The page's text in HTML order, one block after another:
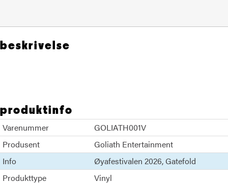
beskrivelse
produktinfo
Varenummer
GOLIATH001V
Produsent
Goliath Entertainment
Info
Øyafestivalen 2026 Gatefold
Produkttype
Vinyl